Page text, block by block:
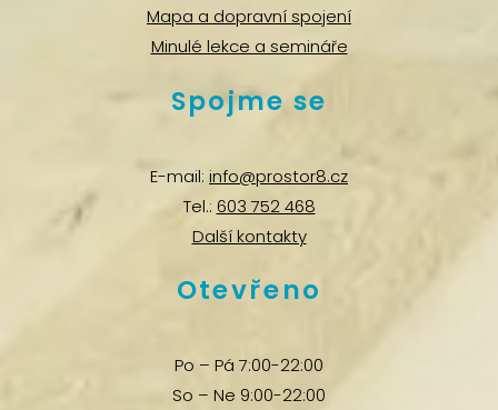
Mapa a dopravní spojení
Minulé lekce a semináře
Spojme se
E-mail: info@prostor8.cz
Tel.: 603 752 468
Další kontakty
Otevřeno
Po – Pá 7:00-22:00
So – Ne 9:00-22:00